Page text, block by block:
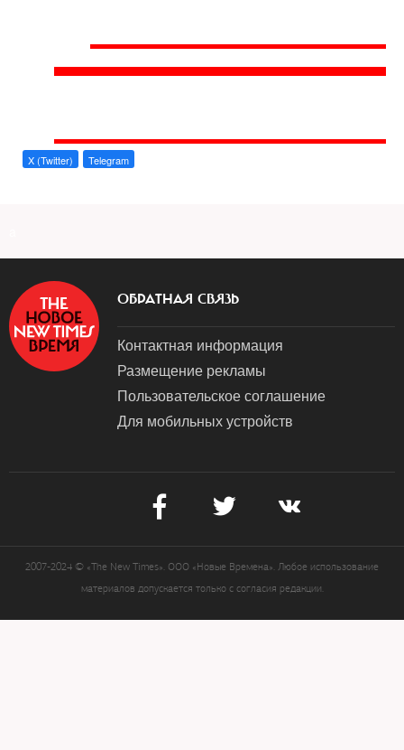
X (Twitter) Telegram
ОБРАТНАЯ СВЯЗЬ
Контактная информация
Размещение рекламы
Пользовательское соглашение
Для мобильных устройств
2007-2024 © «The New Times». ООО «Новые Времена». Любое использование
материалов допускается только с согласия редакции.